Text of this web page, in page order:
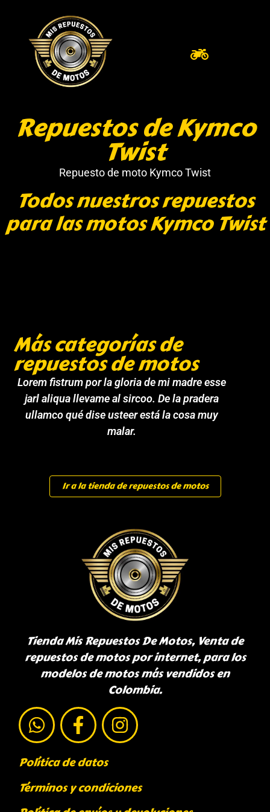
Repuestos de Kymco
Twist
Repuesto de moto Kymco Twist
Todos nuestros repuestos
para las motos Kymco Twist
Más categorías de
repuestos de motos
Lorem fistrum por la gloria de mi madre esse
jarl aliqua llevame al sircoo. De la pradera
ullamco qué dise usteer está la cosa muy
malar.
Ir a la tienda de repuestos de motos
Tienda Mis Repuestos De Motos, Venta de
repuestos de motos por internet, para los
modelos de motos más vendidos en
Colombia.
Política de datos
Términos y condiciones